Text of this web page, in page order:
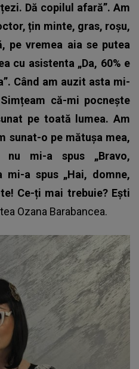
Dă copilul afară”. Am
țin minte, gras, roșu,
pe vremea aia se putea
cu asistenta „Da, 60% e
Când am auzit asta mi-
că-mi pocnește
pe toată lumea. Am
sunat-o pe mătușa mea,
mi-a spus „Bravo,
mi-a spus „Hai, domne,
Ce-ți mai trebuie? Ești
Ozana Barabancea.